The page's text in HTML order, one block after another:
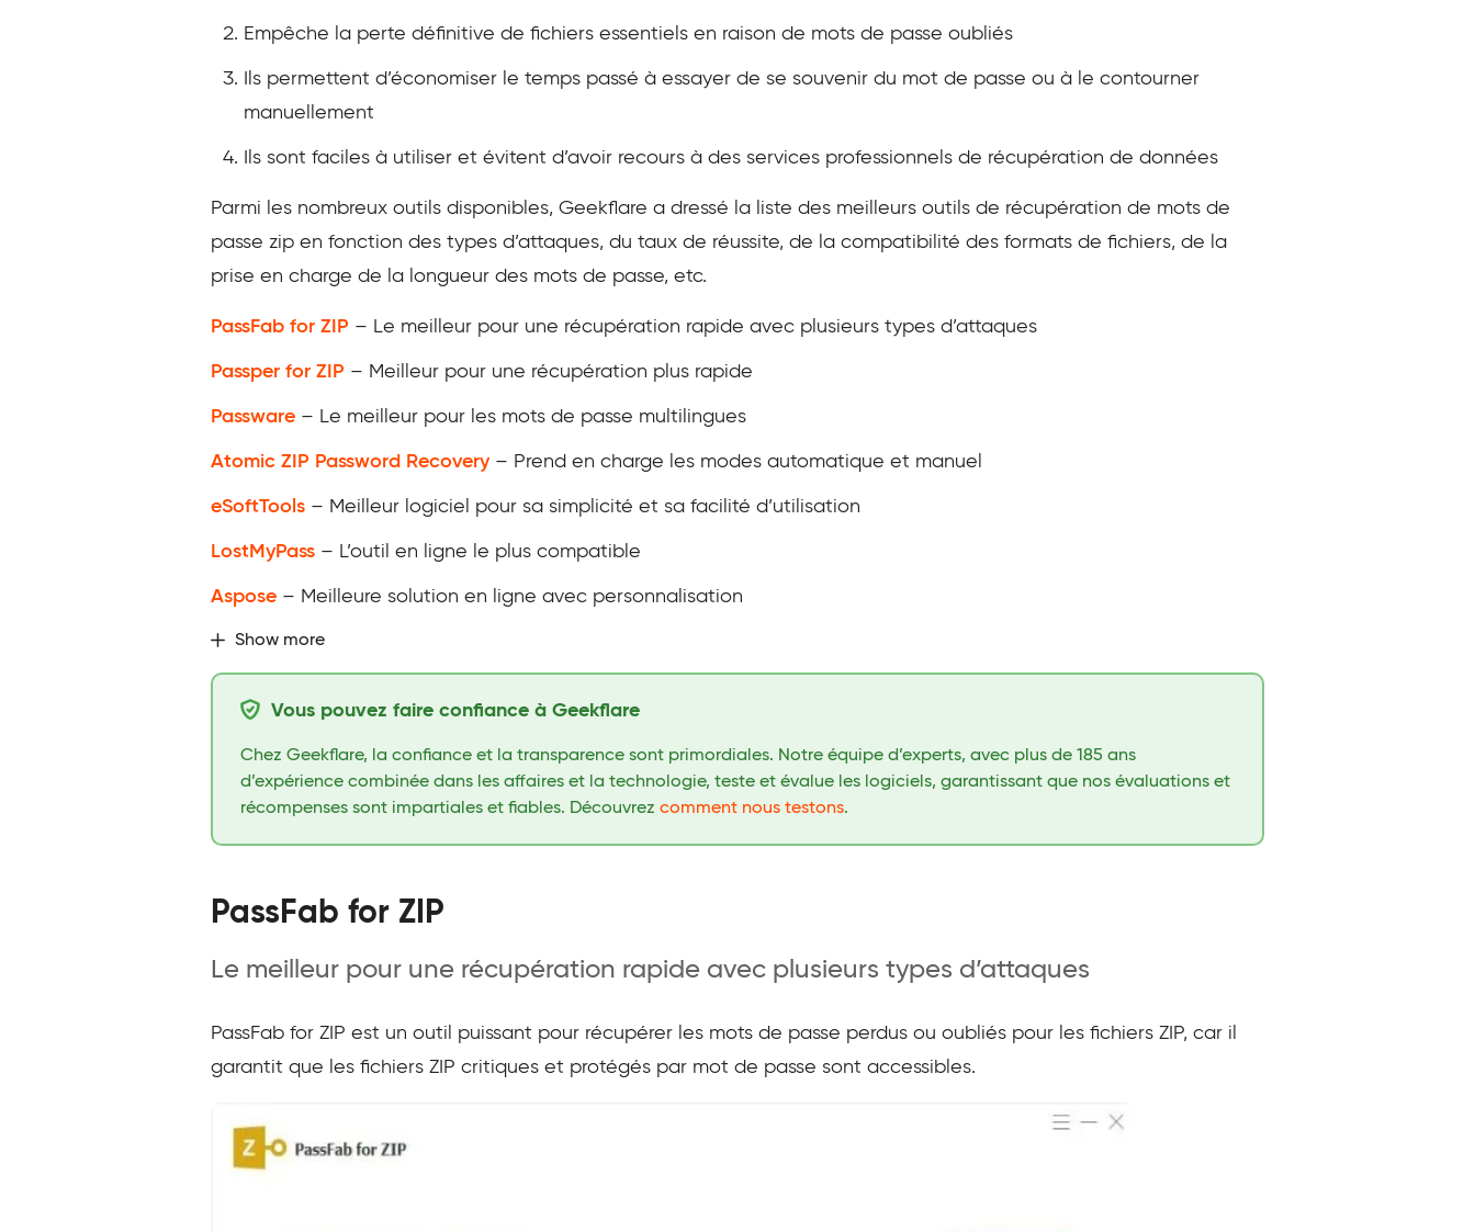
Empêche la perte définitive de fichiers essentiels en raison de mots de passe oubliés
Ils permettent d’économiser le temps passé à essayer de se souvenir du mot de passe ou à le contourner
manuellement
Ils sont faciles à utiliser et évitent d’avoir recours à des services professionnels de récupération de données
Parmi les nombreux outils disponibles, Geekflare a dressé la liste des meilleurs outils de récupération de mots de
passe zip en fonction des types d’attaques, du taux de réussite, de la compatibilité des formats de fichiers, de la
prise en charge de la longueur des mots de passe, etc.
PassFab for ZIP – Le meilleur pour une récupération rapide avec plusieurs types d’attaques
Passper for ZIP – Meilleur pour une récupération plus rapide
Passware – Le meilleur pour les mots de passe multilingues
Atomic ZIP Password Recovery– Prend en charge les modes automatique et manuel
eSoftTools – Meilleur logiciel pour sa simplicité et sa facilité d’utilisation
LostMyPass – L’outil en ligne le plus compatible
Aspose – Meilleure solution en ligne avec personnalisation
Show more
Vous pouvez faire confiance à Geekflare
Chez Geekflare, la confiance et la transparence sont primordiales. Notre équipe d’experts, avec plus de 185 ans
d’expérience combinée dans les affaires et la technologie, teste et évalue les logiciels, garantissant que nos évaluations et
récompenses sont impartiales et fiables. Découvrez comment nous testons.
PassFab for ZIP
Le meilleur pour une récupération rapide avec plusieurs types d’attaques
PassFab for ZIP est un outil puissant pour récupérer les mots de passe perdus ou oubliés pour les fichiers ZIP, car il
garantit que les fichiers ZIP critiques et protégés par mot de passe sont accessibles.